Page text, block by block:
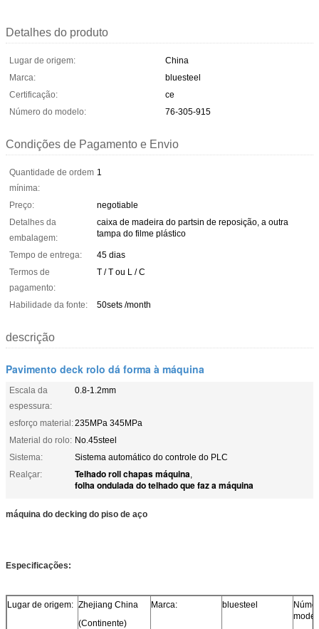
Detalhes do produto
Lugar de origem:
China
Marca:
bluesteel
Certificação:
ce
Número do modelo:
76-305-915
Condições de Pagamento e Envio
Quantidade de ordem
mínima:
1
Preço:
negotiable
Detalhes da
embalagem:
caixa de madeira do partsin de reposição, a outra
tampa do filme plástico
Tempo de entrega:
45 dias
Termos de
pagamento:
T / T ou L / C
Habilidade da fonte: 50sets /month
descrição
Pavimento deck rolo dá forma à máquina
Escala da
espessura:
0.8-1.2mm
esforço material:235MPa 345MPa
Material do rolo: No.45steel
Sistema:
Sistema automático do controle do PLC
Realçar:
Telhado roll chapas máquina,
folha ondulada do telhado que faz a máquina
máquina do decking do piso de aço
Especificações:
Lugar de origem: Zhejiang China
(Continente)
Marca: bluesteel